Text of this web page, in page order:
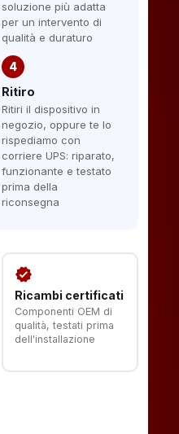
soluzione più adatta
per un intervento di
qualità e duraturo
4
Ritiro
Ritiri il dispositivo in
negozio, oppure te lo
rispediamo con
corriere UPS: riparato,
funzionante e testato
prima della
riconsegna
verified
Ricambi certificati
Componenti OEM di
qualità, testati prima
dell'installazione